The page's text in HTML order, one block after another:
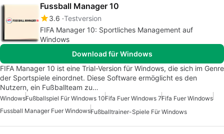
Fussball Manager 10
3.6 Testversion
FIFA Manager 10: Sportliches Management auf
Windows
Download für Windows
FIFA Manager 10 ist eine Trial-Version für Windows, die sich im Genre
der Sportspiele einordnet. Diese Software ermöglicht es den
Nutzern, ein Fußballteam zu…
WindowsFußballspiel Für Windows 10Fifa Fuer Windows 7Fifa Fuer Windows
Fussball Manager Fuer WindowsFußballtrainer-Spiele Für Windows